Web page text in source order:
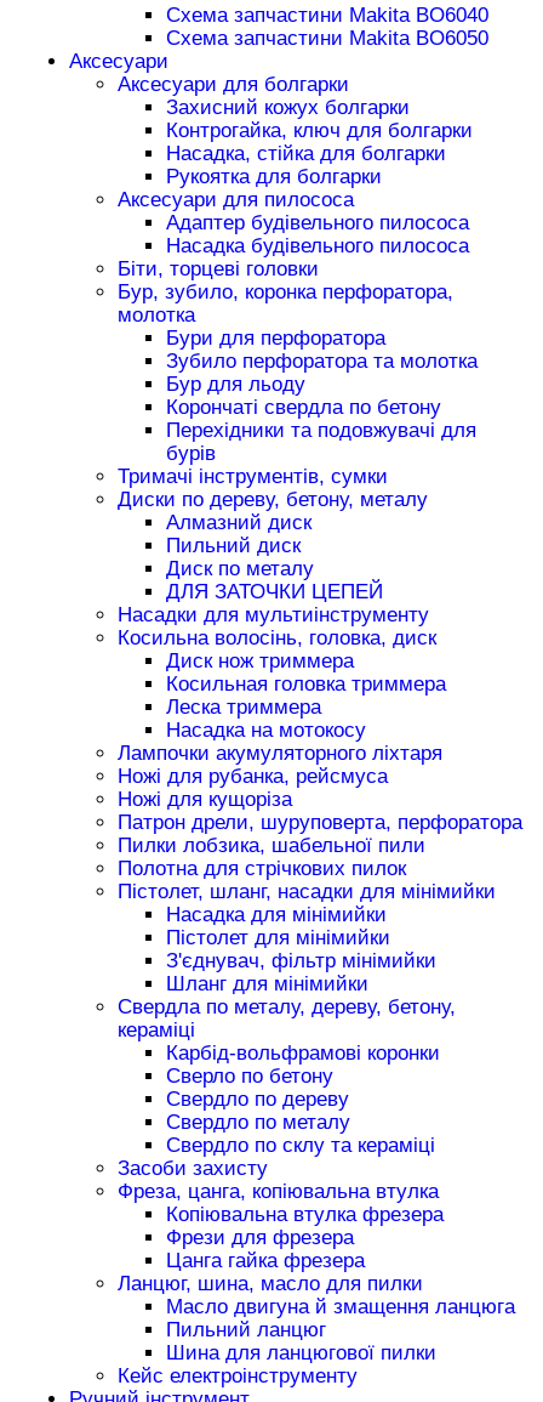
Схема запчастини Makita BO6040
Схема запчастини Makita BO6050
Аксесуари
Аксесуари для болгарки
Захисний кожух болгарки
Контрогайка, ключ для болгарки
Насадка, стійка для болгарки
Рукоятка для болгарки
Аксесуари для пилососа
Адаптер будівельного пилососа
Насадка будівельного пилососа
Біти, торцеві головки
Бур, зубило, коронка перфоратора,
молотка
Бури для перфоратора
Зубило перфоратора та молотка
Бур для льоду
Корончаті свердла по бетону
Перехідники та подовжувачі для
бурів
Тримачі інструментів, сумки
Диски по дереву, бетону, металу
Алмазний диск
Пильний диск
Диск по металу
ДЛЯ ЗАТОЧКИ ЦЕПЕЙ
Насадки для мультиінструменту
Косильна волосінь, головка, диск
Диск нож триммера
Косильная головка триммера
Леска триммера
Насадка на мотокосу
Лампочки акумуляторного ліхтаря
Ножі для рубанка, рейсмуса
Ножі для кущоріза
Патрон дрели, шуруповерта, перфоратора
Пилки лобзика, шабельної пили
Полотна для стрічкових пилок
Пістолет, шланг, насадки для мінімийки
Насадка для мінімийки
Пістолет для мінімийки
З'єднувач, фільтр мінімийки
Шланг для мінімийки
Свердла по металу, дереву, бетону,
кераміці
Карбід-вольфрамові коронки
Сверло по бетону
Свердло по дереву
Свердло по металу
Свердло по склу та кераміці
Засоби захисту
Фреза, цанга, копіювальна втулка
Копіювальна втулка фрезера
Фрези для фрезера
Цанга гайка фрезера
Ланцюг, шина, масло для пилки
Масло двигуна й змащення ланцюга
Пильний ланцюг
Шина для ланцюгової пилки
Кейс електроінструменту